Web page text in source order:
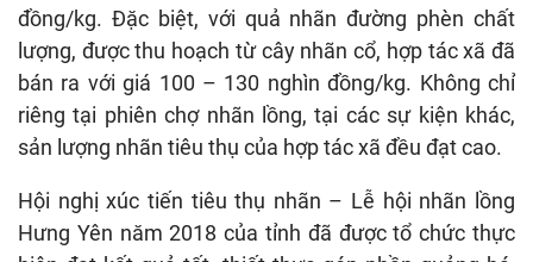
đồng/kg. Đặc biệt, với quả nhãn đường phèn chất
lượng, được thu hoạch từ cây nhãn cổ, hợp tác xã đã
bán ra với giá 100 – 130 nghìn đồng/kg. Không chỉ
riêng tại phiên chợ nhãn lồng, tại các sự kiện khác,
sản lượng nhãn tiêu thụ của hợp tác xã đều đạt cao.
Hội nghị xúc tiến tiêu thụ nhãn – Lễ hội nhãn lồng
Hưng Yên năm 2018 của tỉnh đã được tổ chức thực